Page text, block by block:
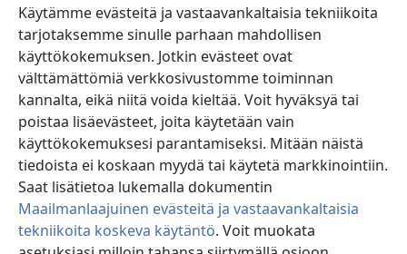
Käytämme evästeitä ja vastaavankaltaisia tekniikoita
tarjotaksemme sinulle parhaan mahdollisen
käyttökokemuksen. Jotkin evästeet ovat
välttämättömiä verkkosivustomme toiminnan
kannalta, eikä niitä voida kieltää. Voit hyväksyä tai
poistaa lisäevästeet, joita käytetään vain
käyttökokemuksesi parantamiseksi. Mitään näistä
tiedoista ei koskaan myydä tai käytetä markkinointiin.
Saat lisätietoa lukemalla dokumentin
Maailmanlaajuinen evästeitä ja vastaavankaltaisia
tekniikoita koskeva käytäntö. Voit muokata
(avaa
uuden
ikkunan)Vartiotornin VERKKOKIRJASTO
(avaa
uuden
ikkunan)JW Hub
(avaa
uuden
ikkunan)
®
Watchtower Library